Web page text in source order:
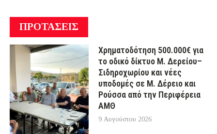
ΠΡΟΤΑΣΕΙΣ
Χρηματοδότηση 500.000€ για
το οδικό δίκτυο Μ. Δερείου–
Σιδηροχωρίου και νέες
υποδομές σε Μ. Δέρειο και
Ρούσσα από την Περιφέρεια
ΑΜΘ
9 Αυγούστου 2026